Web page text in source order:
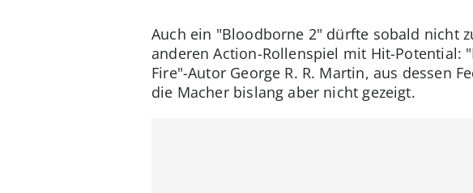
Auch ein "Bloodborne 2" dürfte sobald nicht
anderen Action-Rollenspiel mit Hit-Potential:
Fire"-Autor George R. R. Martin, aus dessen
die Macher bislang aber nicht gezeigt.